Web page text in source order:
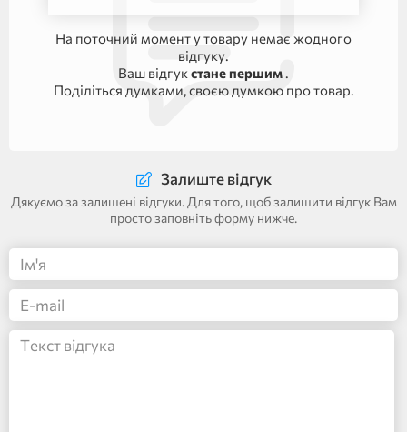
На поточний момент у товару немає жодного
відгуку.
Ваш відгук стане першим .
Поділіться думками, своєю думкою про товар.
Залиште відгук
Дякуємо за залишені відгуки. Для того, щоб залишити відгук Вам
просто заповніть форму нижче.